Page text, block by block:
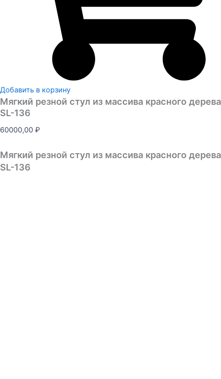
Добавить в корзину
Мягкий резной стул из массива красного дерева
SL-136
60000,00 ₽
Мягкий резной стул из массива красного дерева
SL-136